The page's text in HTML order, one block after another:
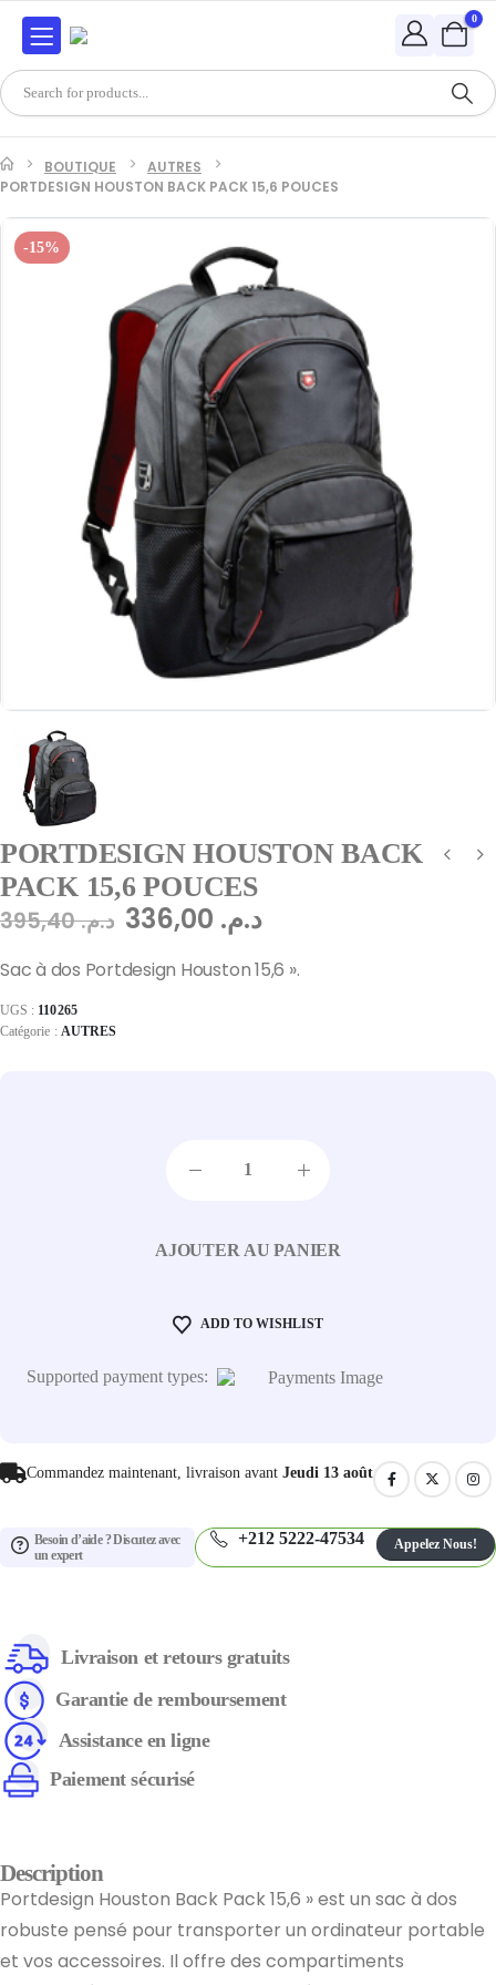
0
BOUTIQUE
AUTRES
PORTDESIGN HOUSTON BACK PACK 15,6 POUCES
-15%
PORTDESIGN HOUSTON BACK
PACK 15,6 POUCES
د.م.395,40 د.م.
Sac à dos Portdesign Houston 15,6 ».
UGS : 110265
Catégorie : AUTRES
AJOUTER AU PANIER
ADD TO WISHLIST
Supported payment types:
Commandez maintenant, livraison avant Jeudi 13 août
Besoin d’aide ? Discutez avec
un expert
+212 5222-47534 Appelez Nous!
Livraison et retours gratuits
Garantie de remboursement
Assistance en ligne
Paiement sécurisé
Description
Portdesign Houston Back Pack 15,6 » est un sac à dos
robuste pensé pour transporter un ordinateur portable
et vos accessoires. Il offre des compartiments